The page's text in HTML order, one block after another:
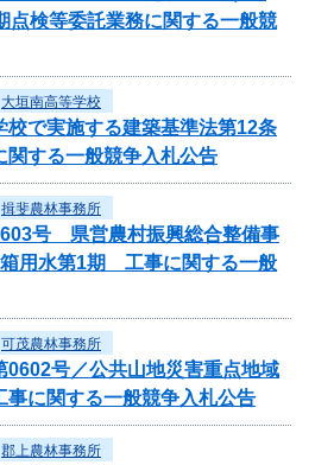
点検等委託業務に関する一般競
大垣南高等学校
校で実施する建築基準法第12条
関する一般競争入札公告
揖斐農林事務所
号 県営農村振興総合整備事
用水第1期 工事に関する一般
可茂農林事務所
0602号／公共山地災害重点地域
事に関する一般競争入札公告
郡上農林事務所